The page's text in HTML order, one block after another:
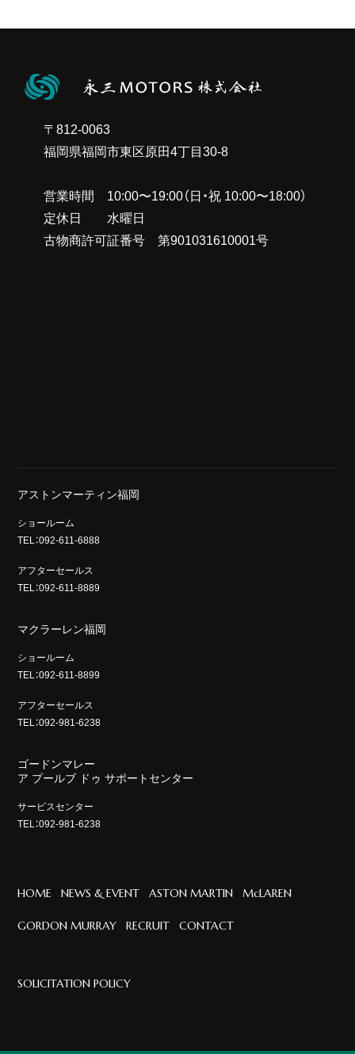
〒812-0063
福岡県福岡市東区原田4丁目30-8
営業時間 10:00〜19:00（日・祝 10:00〜18:00）
定休日 水曜日
古物商許可証番号 第901031610001号
アストンマーティン福岡
ショールーム
TEL：092-611-6888
アフターセールス
TEL：092-611-8889
マクラーレン福岡
ショールーム
TEL：092-611-8899
アフターセールス
TEL：092-981-6238
ゴードンマレー
ア プールブ ドゥ サポートセンター
サービスセンター
TEL：092-981-6238
HOME NEWS & EVENT ASTON MARTIN McLAREN
GORDON MURRAY RECRUIT CONTACT
SOLICITATION POLICY